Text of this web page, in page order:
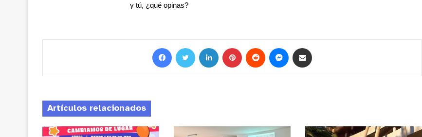
y tú, ¿qué opinas?
Artículos relacionados